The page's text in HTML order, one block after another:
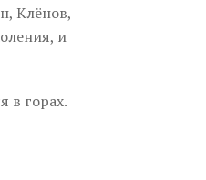
Клёнов,
и
в горах.